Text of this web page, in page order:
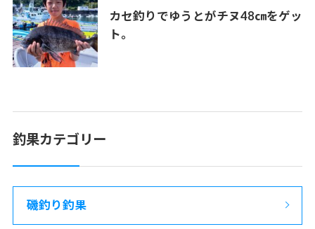
カセ釣りでゆうとがチヌ48㎝をゲッ
ト。
釣果カテゴリー
磯釣り釣果